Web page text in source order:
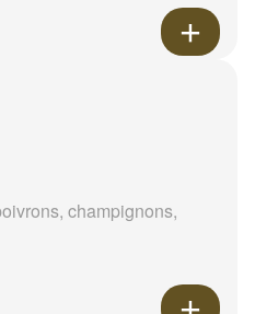
champignons,